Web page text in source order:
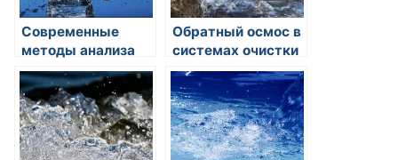
Современные
методы анализа
качества воды:
отслеживаем
загрязнения и
обеспечиваем
безопасность
Обратный осмос в
системах очистки
воды: принципы
работы и
преимущества